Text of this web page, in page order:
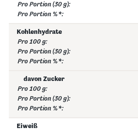
Kohlenhydrate
davon Zucker
Eiweiß